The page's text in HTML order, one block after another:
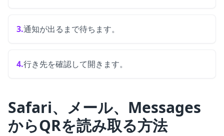
3.通知が出るまで待ちます。
4.行き先を確認して開きます。
Safari、メール、Messages
からQRを読み取る方法